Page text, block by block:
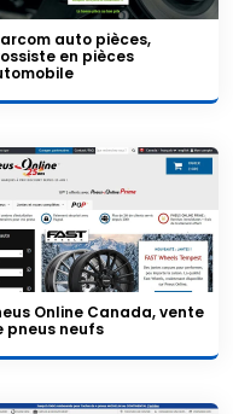
auto pièces,
en pièces
Online Canada, vente
pneus neufs